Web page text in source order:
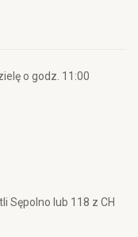
o godz. 11:00
Sępolno lub 118 z CH